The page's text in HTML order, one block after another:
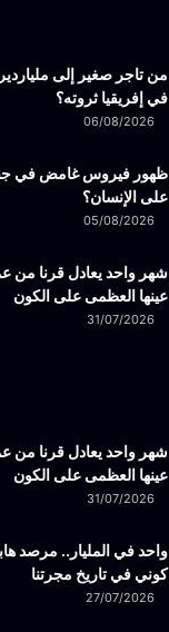
من تاجر صغير إلى
في إفريقيا ثروته؟
06/08/2026
ظهور فيروس غامض في
على الإنسان؟
05/08/2026
شهر واحد يعادل قرنا من
عينها العظمى على الكون
31/07/2026
شهر واحد يعادل قرنا من
عينها العظمى على الكون
31/07/2026
واحد في المليار.. مرصد
كوني في تاريخ مجرتنا
27/07/2026